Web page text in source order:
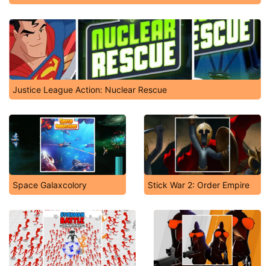
Justice League Action: Nuclear Rescue
Space Galaxcolory Stick War 2: Order Empire